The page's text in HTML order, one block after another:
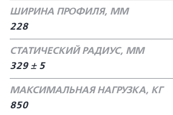
ШИРИНА ПРОФИЛЯ, ММ
228
СТАТИЧЕСКИЙ РАДИУС, ММ
329 ± 5
МАКСИМАЛЬНАЯ НАГРУЗКА, КГ
850